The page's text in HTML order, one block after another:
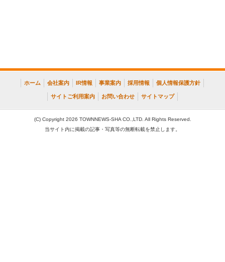
ホーム 会社案内 IR情報 事業案内 採用情報 個人情報保護方針
サイトご利用案内 お問い合わせ サイトマップ
(C) Copyright 2026 TOWNNEWS-SHA CO.,LTD. All Rights Reserved.
当サイト内に掲載の記事・写真等の無断転載を禁止します。